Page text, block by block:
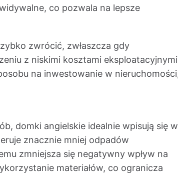
co pozwala na lepsze
zwrócić, zwłaszcza gdy
z niskimi kosztami
na inwestowanie w
domki angielskie idealnie wpisują się w
znacznie mniej odpadów
zmniejsza się negatywny wpływ na
materiałów, co ogranicza